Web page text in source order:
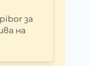
за
на